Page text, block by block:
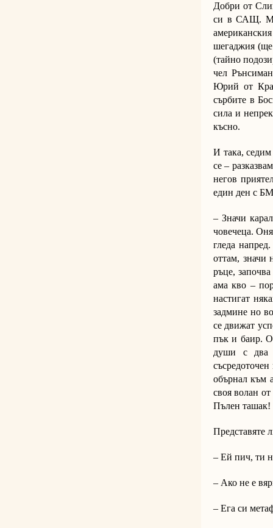
Добри от
си в САЩ.
шегаджия (ще
(тайно
чел
Юрий от
сърбите в
сила и
късно.
И така,
се –
негов
един ден с
– Значи
човечеца.
гледа
оттам, значи
ръце,
ама кво –
настигат
задмине но
се движат
пък и баир.
души с два
обърнал към
своя волан
Пълен ташак!
Представяте
– Ей пич, ти
– Ако не е
– Ега си